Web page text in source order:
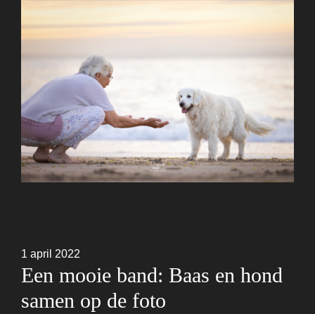
1 april 2022
Een mooie band: Baas en hond
samen op de foto